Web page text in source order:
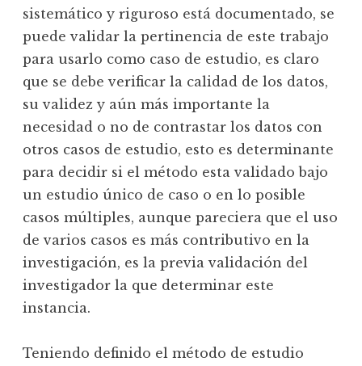
sistemático y riguroso está documentado, se
puede validar la pertinencia de este trabajo
para usarlo como caso de estudio, es claro
que se debe verificar la calidad de los datos,
su validez y aún más importante la
necesidad o no de contrastar los datos con
otros casos de estudio, esto es determinante
para decidir si el método esta validado bajo
un estudio único de caso o en lo posible
casos múltiples, aunque pareciera que el uso
de varios casos es más contributivo en la
investigación, es la previa validación del
investigador la que determinar este
instancia.
Teniendo definido el método de estudio